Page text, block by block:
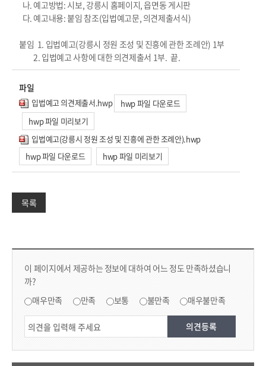
나. 예고방법: 시보, 강릉시 홈페이지, 읍면동 게시판
다. 예고내용: 붙임 참조(입법예고문, 의견제출서식)
붙임 1. 입법예고(강릉시 정원 조성 및 진흥에 관한 조례안) 1부
2. 입법예고 사항에 대한 의견제출서 1부. 끝.
파일
입법예고 의견제출서.hwp
hwp 파일 다운로드
hwp 파일 미리보기
입법예고(강릉시 정원 조성 및 진흥에 관한 조례안).hwp
hwp 파일 다운로드
hwp 파일 미리보기
목록
컨텐츠 만족도 조사 & 공공저작물 자유이용 허락 표시
이 페이지에서 제공하는 정보에 대하여 어느 정도 만족하셨습니
까?
매우만족 만족 보통 불만족 매우불만족